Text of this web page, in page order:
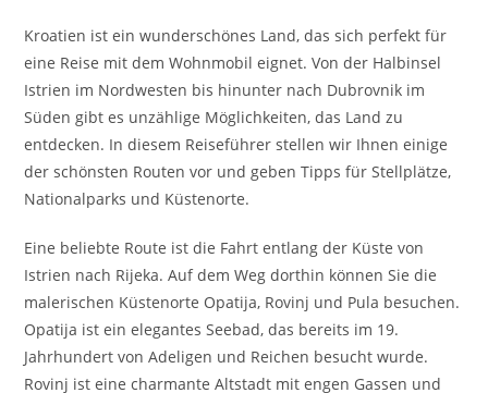
Kroatien ist ein wunderschönes Land, das sich perfekt für
eine Reise mit dem Wohnmobil eignet. Von der Halbinsel
Istrien im Nordwesten bis hinunter nach Dubrovnik im
Süden gibt es unzählige Möglichkeiten, das Land zu
entdecken. In diesem Reiseführer stellen wir Ihnen einige
der schönsten Routen vor und geben Tipps für Stellplätze,
Nationalparks und Küstenorte.
Eine beliebte Route ist die Fahrt entlang der Küste von
Istrien nach Rijeka. Auf dem Weg dorthin können Sie die
malerischen Küstenorte Opatija, Rovinj und Pula besuchen.
Opatija ist ein elegantes Seebad, das bereits im 19.
Jahrhundert von Adeligen und Reichen besucht wurde.
Rovinj ist eine charmante Altstadt mit engen Gassen und